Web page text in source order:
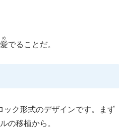
愛
め
でることだ。
ック形式のデザインです。まず
の移植から。